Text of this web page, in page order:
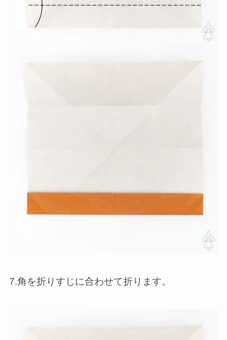
7.角を折りすじに合わせて折ります。